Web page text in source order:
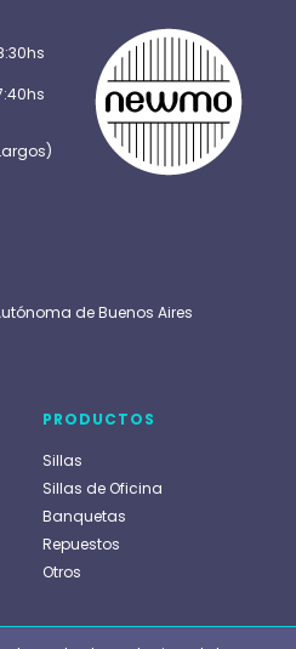
de Buenos Aires
PRODUCTOS
Sillas
Sillas de Oficina
Banquetas
Repuestos
Otros